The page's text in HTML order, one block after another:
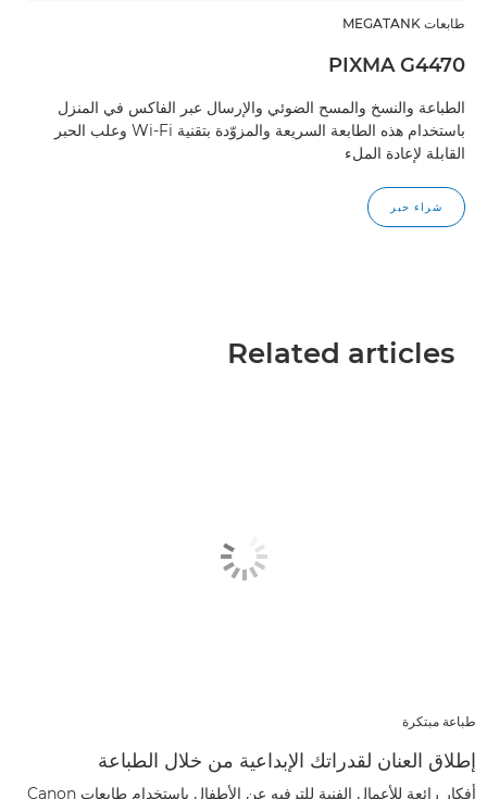
طابعات MEGATANK
PIXMA G4470
الطباعة والنسخ والمسح الضوئي والإرسال عبر الفاكس في المنزل
باستخدام هذه الطابعة السريعة والمزوّدة بتقنية Wi-Fi وعلب الحبر
القابلة لإعادة الملء
شراء حبر
Related articles
طباعة مبتكرة
إطلاق العنان لقدراتك الإبداعية من خلال الطباعة
أفكار رائعة للأعمال الفنية للترفيه عن الأطفال باستخدام طابعات Canon